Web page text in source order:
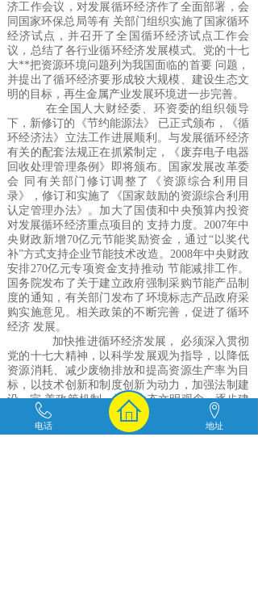
济工作会议，对发展循环经济作了全面部署，会
同国家环保总局等有 关部门组织实施了国家循环
经济试点，并召开了全国循环经济试点工作会
议，总结了各行业循环经济发展模式。党的十七
大**把资源环境问题列为我国面临的首要 问题，
并提出了循环经济要形成较大规模、建设生态文
明的目标，再生金属产业发展环境进一步完善。
在全国人大财经委、环资委的组织领导
下，新修订的《节约能源法》 已正式颁布，《循
环经济法》立法工作进展顺利。与发展循环经济
有关的配套法规正在抓紧制定，《废弃电子电器
回收处理管理条例》即将颁布。国家发展改革委
会 同有关部门修订调整了《资源综合利用目
录》，修订和实施了《国家鼓励的资源综合利用
认定管理办法》。加大了国债和中央预算内投资
对发展循环经济重点项目的 支持力度。2007年中
央财政新增70亿元节能奖励资金，通过“以奖代
补”方式支持企业节能技术改造。2008年中央财政
安排270亿元专项资金支持推动 节能减排工作。
国务院发布了关于建立政府强制采购节能产品制
度的通知，有关部门发布了环境标志产品政府采
购实施意见。相关政策的不断完善，促进了循环
经济 发展。
加快推进循环经济发展， 必须深入贯彻
党的十七大精神，以科学发展观为指导，以降低
资源消耗、减少废物排放和提高资源生产率为目
标，以技术创新和制度创新为动力，加强法制建
设，完 善政策机制，树立生态文明观念，逐步建
立促进循环经济发展的法律法规体系、政策支持
体系、技术创新体系和有效的激励约束机制，形
电话 地址